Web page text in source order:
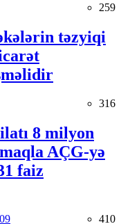
259
təzyiqi
316
8 milyon
AÇG-yə
faiz
410